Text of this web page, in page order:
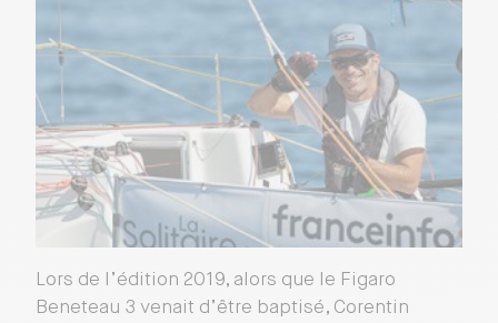
Lors de l’édition 2019, alors que le Figaro
Beneteau 3 venait d’être baptisé, Corentin